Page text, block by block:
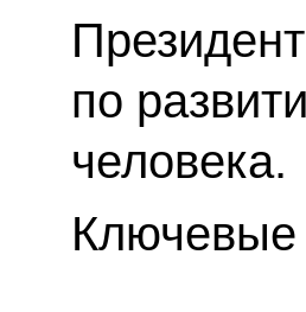
по
человека.
Ключевые